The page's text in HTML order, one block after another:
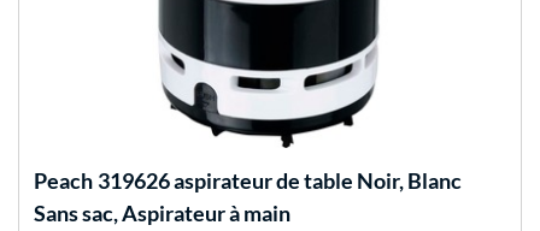
Peach 319626 aspirateur de table Noir, Blanc
Sans sac, Aspirateur à main